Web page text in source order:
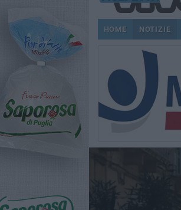
HOME NOTIZIE